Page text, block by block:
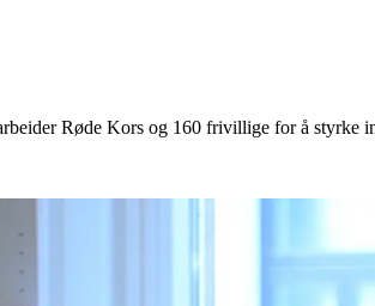
Røde Kors og 160 frivillige for å styrke